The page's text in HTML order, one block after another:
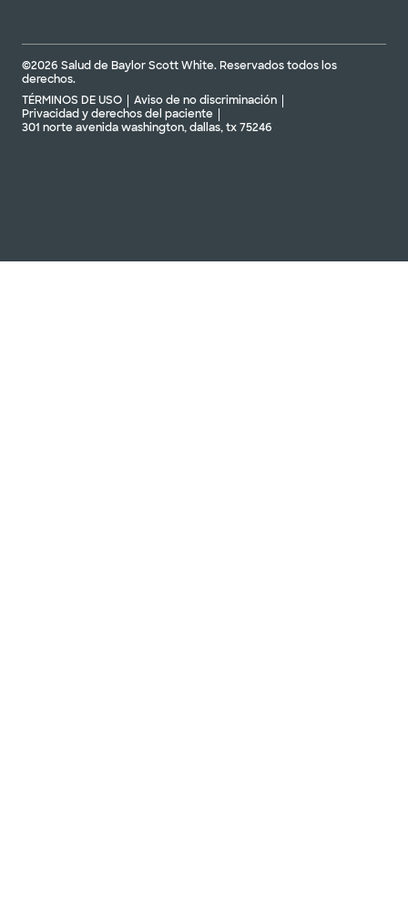
©2026 Salud de Baylor Scott White. Reservados todos los
derechos.
TÉRMINOS DE USO
Aviso de no discriminación
Privacidad y derechos del paciente
301 norte avenida washington, dallas, tx 75246